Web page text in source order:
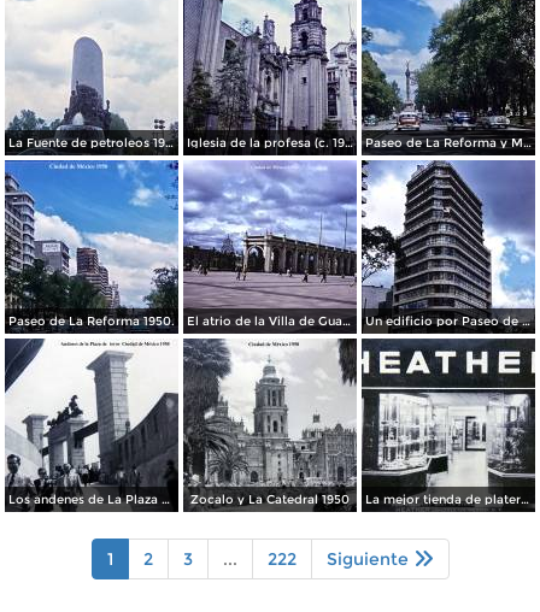
La Fuente de petroleos 1950. Iglesia de la profesa (c. 1950) Paseo de La Reforma y Mto a La Independencia 1950
Paseo de La Reforma 1950. El atrio de la Villa de Guadalupe 1950. Un edificio por Paseo de La Reforma 1950
Los andenes de La Plaza de toros Ciudad de México 1950 Zocalo y La Catedral 1950 La mejor tienda de plateria.
1 2 3 ... 222 Siguiente